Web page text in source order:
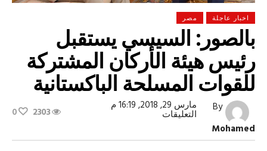
اخبار عاجلة مصر
بالصور: السيسي يستقبل
رئيس هيئة الأركان المشتركة
للقوات المسلحة الباكستانية
By
Mohamed
مارس 29, 2018, 16:19 م
التعليقاتعلى
يستقبل
2303
0